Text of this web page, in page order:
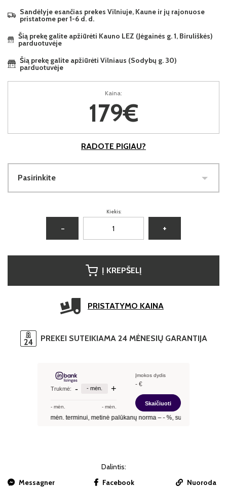
Sandėlyje esančias prekes Vilniuje, Kaune ir jų rajonuose
pristatome per 1-6 d. d.
Šią prekę galite apžiūrėti Kauno LEZ (Jėgainės g. 1, Biruliškės)
parduotuvėje
Šią prekę galite apžiūrėti Vilniaus (Sodybų g. 30)
parduotuvėje
Kaina:
179€
RADOTE PIGIAU?
Pasirinkite
Kiekis:
− +
Į KREPŠELĮ
PRISTATYMO KAINA
PREKEI SUTEIKIAMA 24 MĖNESIŲ GARANTIJA
Dalintis:
Messagner
Facebook Nuoroda